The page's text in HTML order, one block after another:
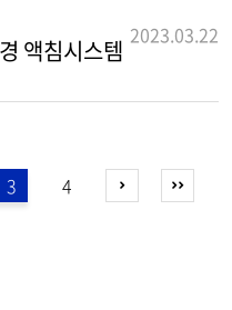
액침시스템 2023.03.22
3 4